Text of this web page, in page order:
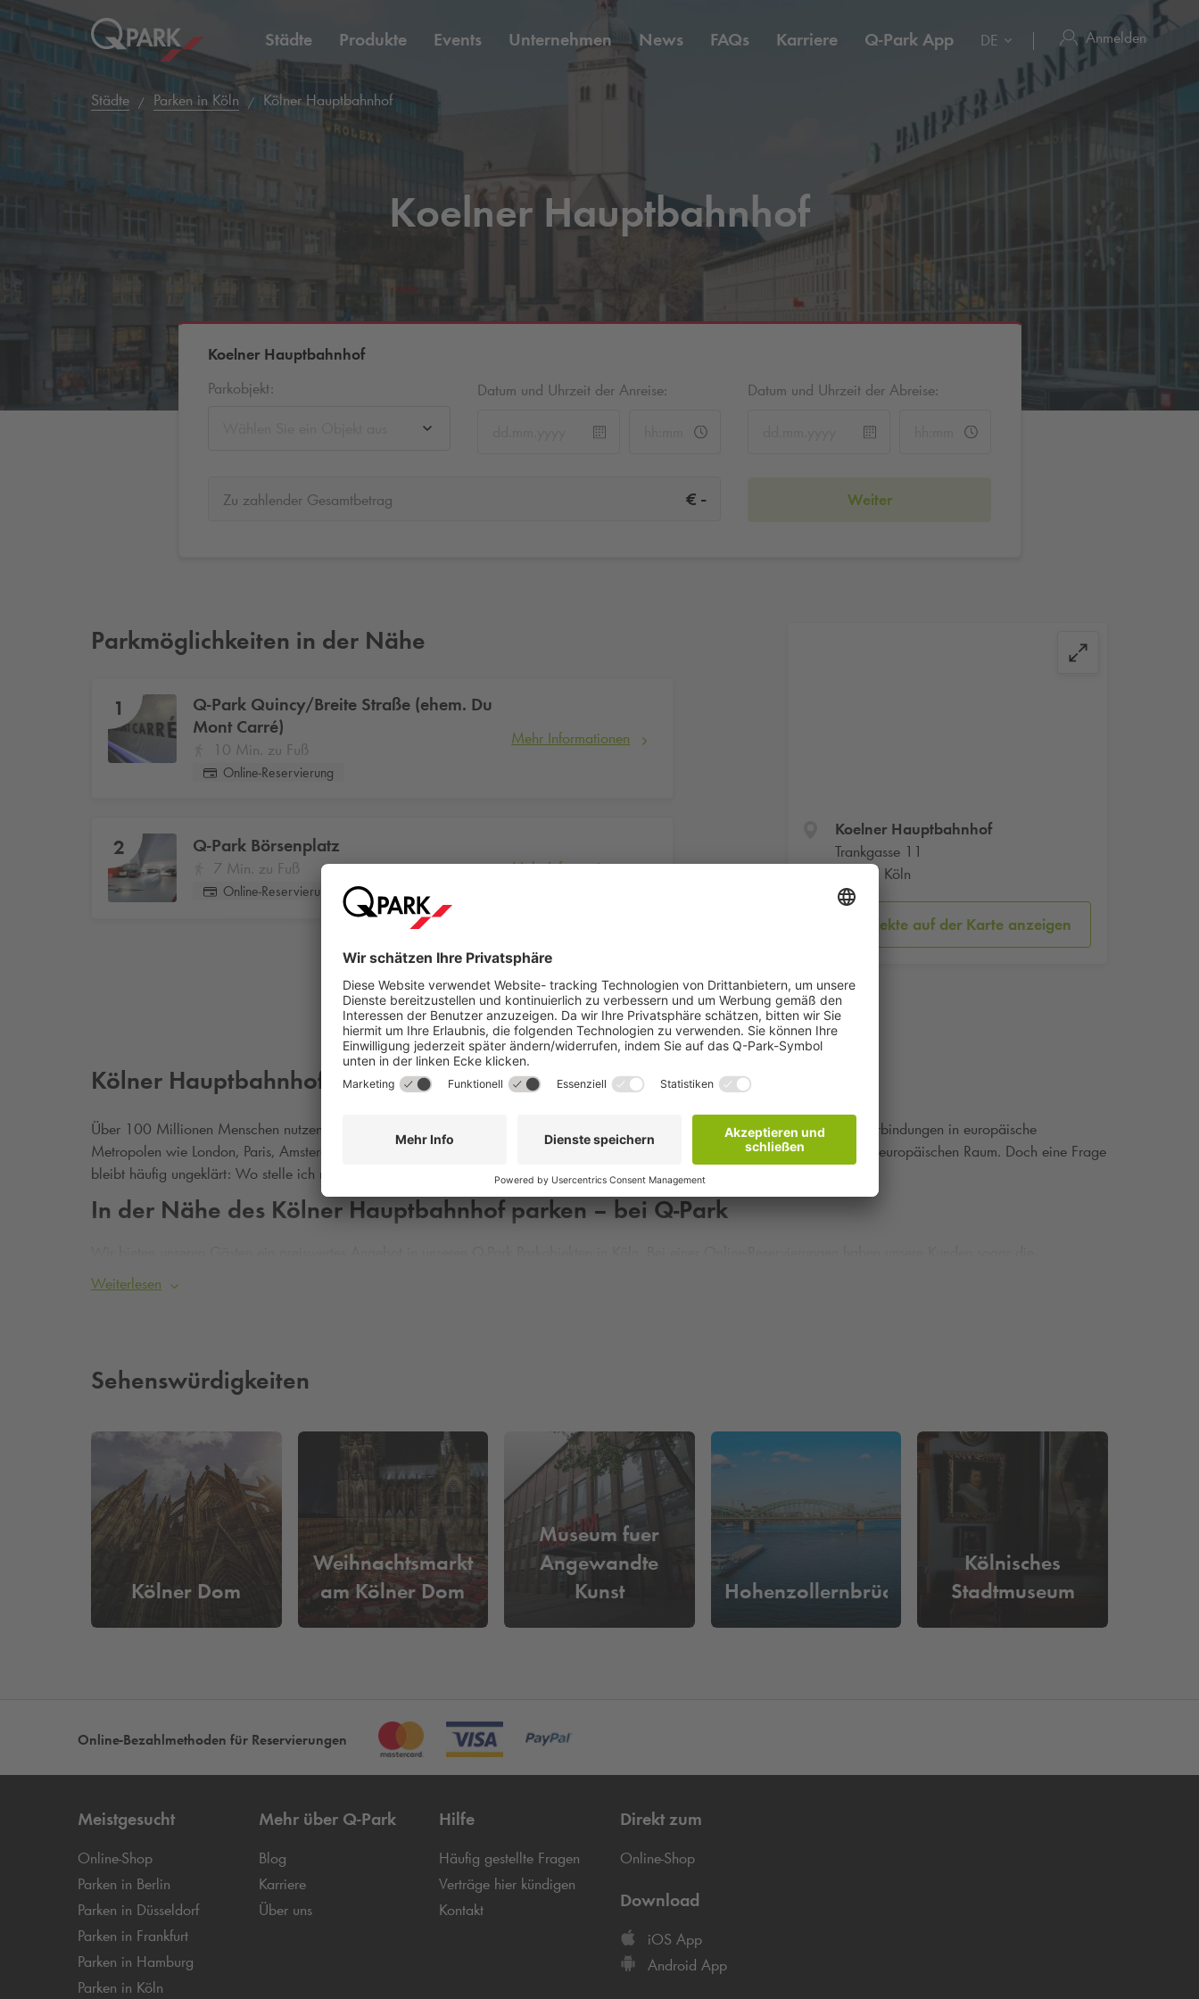
Städte Produkte Events Unternehmen News FAQs Karriere Q-Park App DE Anmelden
Städte Parken in Köln Kölner Hauptbahnhof
Koelner Hauptbahnhof
Koelner Hauptbahnhof
Parkobjekt:
Datum und Uhrzeit der Anreise: Datum und Uhrzeit der Abreise:
Zu zahlender Gesamtbetrag € - Weiter
Koelner Hauptbahnhof
Trankgasse 11
50667 Köln
Parkobjekte auf der Karte anzeigen
Parkmöglichkeiten in der Nähe
1 Q-Park Quincy/Breite Straße (ehem. Du
Mont Carré)
10 Min. zu Fuß
Online-Reservierung
Mehr Informationen
2 Q-Park Börsenplatz
7 Min. zu Fuß
Online-Reservierung
Mehr Informationen
Kölner Hauptbahnhof
Über 100 Millionen Menschen nutzen den
jährlich für Reisen aus dem In- und Ausland. Mit schnellen Verbindungen in europäische
Metropolen wie London, Paris, Amsterdam und Brüssel zählt der Hauptbahnhof zu den wichtigsten Eisenbahnen-Knotenpunkten im europäischen Raum. Doch eine Frage
bleibt häufig ungeklärt: Wo stelle ich mein Auto für die nächste Reise ab, wenn ich den Kölner Hauptbahnhof nutze?
In der Nähe des Kölner Hauptbahnhof parken – beiQ-Park
Möglichkeit attraktive Deals zu wählen um noch günstiger zu parken. Wir eröffnen Ihnen die Möglichkeit, auch weitere Angebote der Stadt in Anspruch zu nehmen –
ohne Umparken zu müssen.
Weiterlesen
Sehenswürdigkeiten
Kölner Dom
Weihnachtsmarkt
am Kölner Dom
Museum fuer
Angewandte
Kunst
Hohenzollernbrücke
Kölnisches
Stadtmuseum
Online-Bezahlmethoden für Reservierungen
Meistgesucht
Online-Shop
Parken in Berlin
Parken in Düsseldorf
Parken in Frankfurt
Parken in Hamburg
Parken in Köln
Mehr über Q-Park
Blog
Karriere
Über uns
Hilfe
Häufig gestellte Fragen
Verträge hier kündigen
Kontakt
Direkt zum
Online-Shop
Download
iOS App
Android App